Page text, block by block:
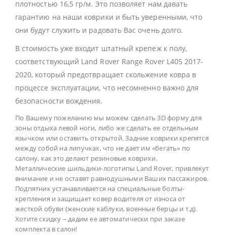
плотностью 16,5 гр/м. Это позволяет нам давать
гарантию на наши коврики и быть уверенными, что
они будут служить и радовать Вас очень долго.
В стоимость уже входит штатный крепеж к полу,
соответствующий Land Rover Range Rover L405 2017-
2020, который предотвращает скольжение ковра в
процессе эксплуатации, что несомненно важно для
безопасности вождения.
По Вашему пожеланию мы можем сделать 3D форму для
зоны отдыха левой ноги, либо же сделать ее отдельным
язычком или оставить открытой. Задние коврики крепятся
между собой на липучках, что не дает им «бегать» по
салону, как это делают резиновые коврики.
Металлические шильдики-логотипы Land Rover, привлекут
внимание и не оставят равнодушными Ваших пассажиров.
Подпятник устанавливается на специальные болты-
крепления и защищает ковер водителя от износа от
жесткой обуви (женские каблуки, военные берцы и т.д).
Хотите скидку – дадим ее автоматически при заказе
комплекта в салон!